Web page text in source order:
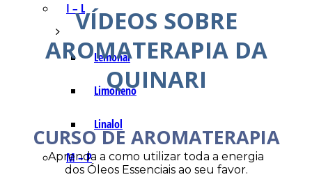
I – L
Lemonal
Limoneno
Linalol
M – P
VÍDEOS SOBRE
AROMATERAPIA DA
QUINARI
CURSO DE AROMATERAPIA
Aprenda a como utilizar toda a energia
dos Óleos Essenciais ao seu favor.